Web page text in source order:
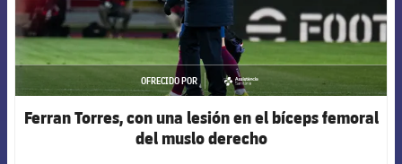
OFRECIDO POR
asistencia
Ferran Torres, con una lesión en el bíceps femoral
del muslo derecho